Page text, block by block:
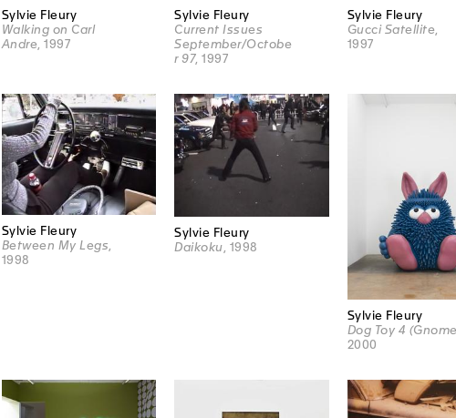
Sylvie Fleury
Walking on Carl
Andre, 1997
Sylvie Fleury
Current Issues
September/Octobe
r 97, 1997
Sylvie Fleury
Gucci Satellite,
1997
Sylvie Fleury
Between My Legs
1998
Sylvie Fleury
Daikoku, 1998
Sylvie Fleury
Dog Toy 4
2000